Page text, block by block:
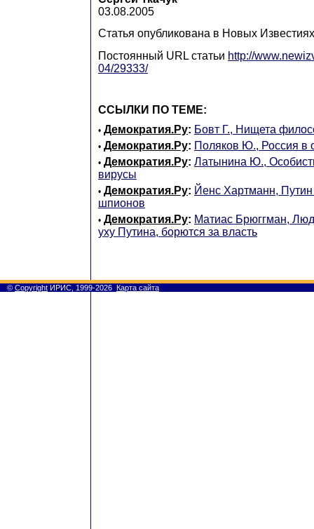
03.08.2005
Статья опубликована в Новых Известиях
Постоянный URL статьи http://
04/29333/
ССЫЛКИ ПО ТЕМЕ:
• Демократия.Ру: Бовт Г., Нищета
• Демократия.Ру: Поляков Ю., Россия в
• Демократия.Ру: Латынина Ю.,
вирусы
• Демократия.Ру: Йенс Хартманн,
шпионов
• Демократия.Ру: Матиас Брюггман,
уху Путина, борются за власть
© Copyright ИРИС, 1999-2026 Карта сайта